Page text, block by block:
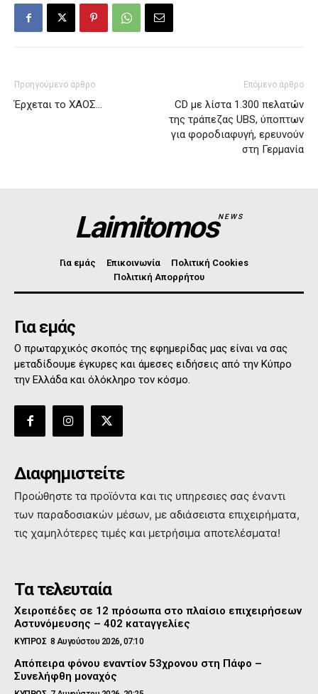
Προηγούμενο άρθρο
Έρχεται το ΧΑΟΣ…
Επόμενο άρθρο
CD με λίστα 1.300 πελατών
της τράπεζας UBS, ύποπτων
για φοροδιαφυγή, ερευνούν
στη Γερμανία
LaimitomosNEWS
Για εμάς Επικοινωνία
Πολιτική Cookies
Πολιτική Απορρήτου
Για εμάς
Ο πρωταρχικός σκοπός της εφημερίδας μας είναι να σας
μεταδίδουμε έγκυρες και άμεσες ειδήσεις από την Κύπρο
την Ελλάδα και όλόκληρο τον κόσμο.
Διαφημιστείτε
Προώθηστε τα προϊόντα και τις υπηρεσιες σας έναντι
των παραδοσιακών μέσων, με αδιάσειστα επιχειρήματα,
τις χαμηλότερες τιμές και μετρήσιμα αποτελέσματα!
Τα τελευταία
Χειροπέδες σε 12 πρόσωπα στο πλαίσιο επιχειρήσεων
Αστυνόμευσης – 402 καταγγελίες
ΚΥΠΡΟΣ 8 Αυγούστου 2026, 07:10
Απόπειρα φόνου εναντίον 53χρονου στη Πάφο –
Συνελήφθη μοναχός